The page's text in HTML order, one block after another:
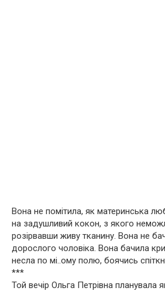
Вона не помітила, як материнська
на задушливий кокон, з якого
розірвавши живу тканину. Вона не
дорослого чоловіка. Вона бачила
несла по мі..ому полю, боячись
***
Той вечір Ольга Петрівна планувала